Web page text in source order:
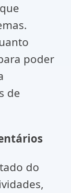
poder
de
do